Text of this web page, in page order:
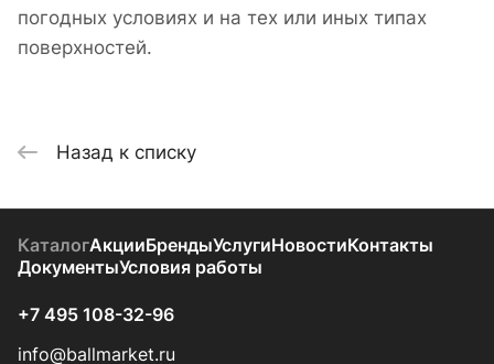
погодных условиях и на тех или иных типах
поверхностей.
Назад к списку
КаталогАкцииБрендыУслугиНовостиКонтакты
ДокументыУсловия работы
+7 495 108-32-96
info@ballmarket.ru